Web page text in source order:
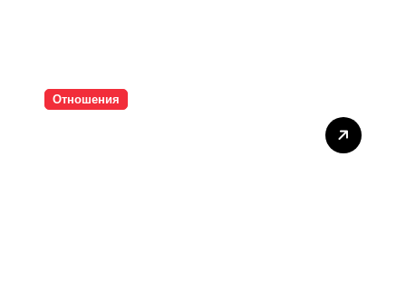
Отношения